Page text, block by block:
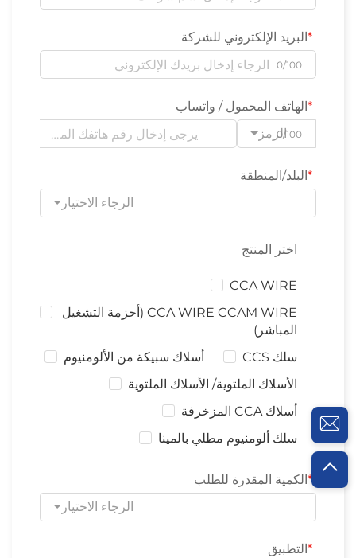
البريد الإلكتروني للشركة
0/100
الهاتف المحمول / واتساب
الرمز0/100
البلد/المنطقة
الرجاء الاختيار
اختر المنتج
CCA WIRE
CCA WIRE CCAM WIRE (أحزمة التشغيل
المباشر)
سلك CCS
أسلاك سبيكة من الألومنيوم
الأسلاك الملتوية/ الأسلاك الملتوية
أسلاك CCA المزخرفة
سلك ألومنيوم مطلي بالمينا
الكمية المقدرة للطلب
الرجاء الاختيار
التطبيق